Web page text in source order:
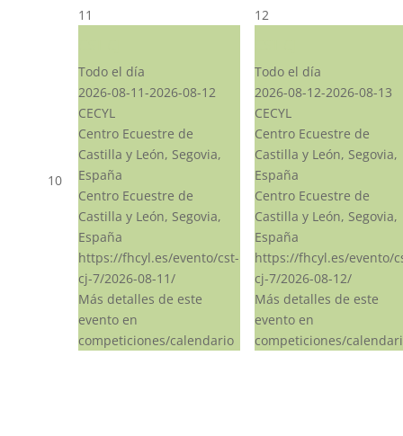
10
11
Todo el día
2026-08-11-2026-08-12
CECYL
Centro Ecuestre de
Castilla y León, Segovia,
España
Centro Ecuestre de
Castilla y León, Segovia,
España
https://fhcyl.es/evento/cst-
cj-7/2026-08-11/
Más detalles de este
evento en
competiciones/calendario
12
Todo el día
2026-08-12-2026-08-13
CECYL
Centro Ecuestre de
Castilla y León, Segovia,
España
Centro Ecuestre de
Castilla y León, Segovia,
España
https://fhcyl.es/evento/
cj-7/2026-08-12/
Más detalles de este
evento en
competiciones/